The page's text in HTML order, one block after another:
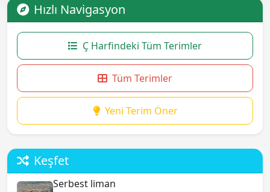
Hızlı Navigasyon
Ç Harfindeki Tüm Terimler
Tüm Terimler
Yeni Terim Öner
Keşfet
Serbest liman